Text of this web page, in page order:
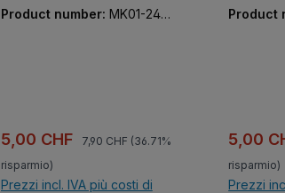
verstellbaren grünem Stiel
Product number: MK01-240
Prezzo di vendita:
5,00 CHF Prezzo normale:
7,90 CHF (36.71%
risparmio)
Prezzi incl. IVA più costi di
grünem
Product
Prezzo
5,00
risparmio)
Prezzi